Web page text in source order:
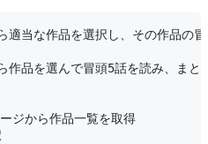
適当な作品を選択し、その作品の
品を選んで冒頭5話を読み、ま
ジから作品一覧を取得